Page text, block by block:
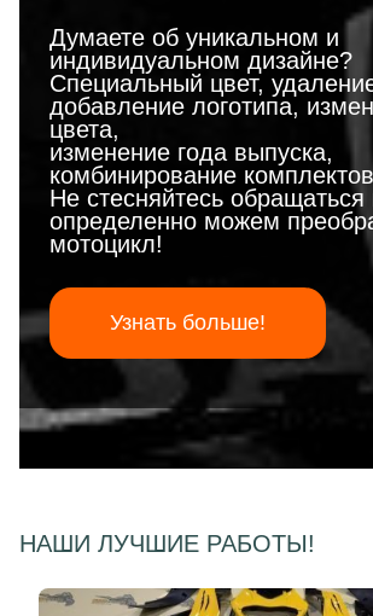
Думаете об уникальном и
индивидуальном дизайне?
Специальный цвет,
добавление логотипа,
цвета,
изменение года выпуска,
комбинирование
Не стесняйтесь
определенно можем
мотоцикл!
Узнать больше!
НАШИ ЛУЧШИЕ РАБОТЫ!